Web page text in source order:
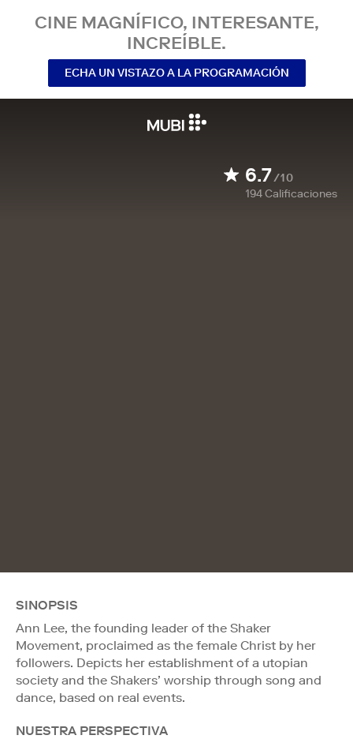
CINE MAGNÍFICO, INTERESANTE,
INCREÍBLE.
ECHA UN VISTAZO A LA PROGRAMACIÓN
6.7/10
194Calificaciones
SINOPSIS
Ann Lee, the founding leader of the Shaker
Movement, proclaimed as the female Christ by her
followers. Depicts her establishment of a utopian
society and the Shakers’ worship through song and
dance, based on real events.
NUESTRA PERSPECTIVA